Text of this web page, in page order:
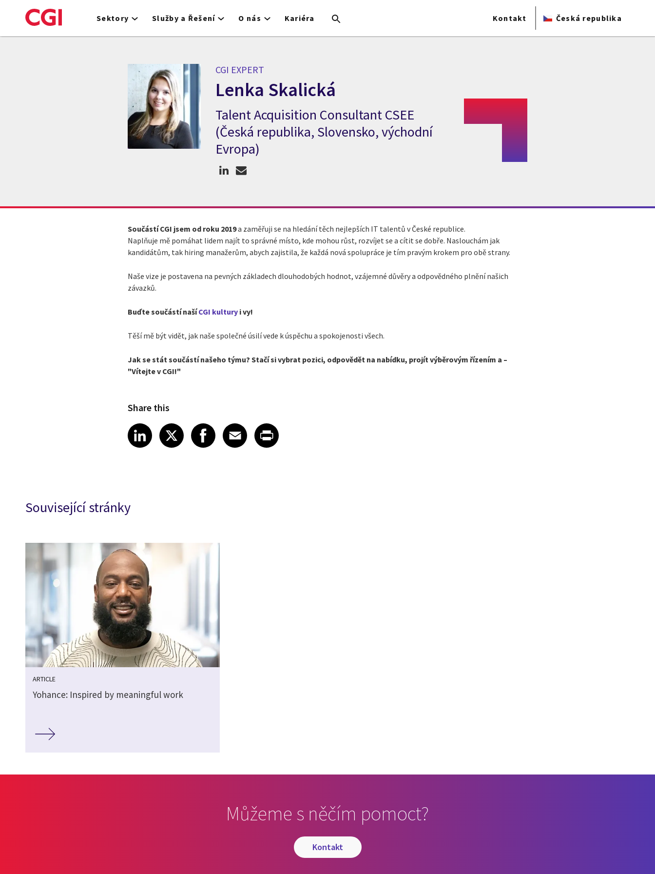
to
Sektory Služby a Řešení O nás Kariéra Kontakt Česká republika
CGI EXPERT
Lenka Skalická
CGI Expert Lenka Skalická
Talent Acquisition Consultant CSEE
(Česká republika, Slovensko, východní
Evropa)
Součástí CGI jsem od roku 2019a zaměřuji se na hledání těch nejlepších IT talentů v České republice.
Naplňuje mě pomáhat lidem najít to správné místo, kde mohou růst, rozvíjet se a cítit se dobře. Naslouchám jak
kandidátům, tak hiring manažerům, abych zajistila, že každá nová spolupráce je tím pravým krokem pro obě strany.
Naše vize je postavena na pevných základech dlouhodobých hodnot, vzájemné důvěry a odpovědného plnění našich
závazků.
Buďte součástí našíCGI kultury i vy!
Těší mě být vidět, jak naše společné úsilí vede k úspěchu a spokojenosti všech.
Jak se stát součástí našeho týmu? Stačí si vybrat pozici, odpovědět na nabídku, projít výběrovým řízením a –
"Vítejte v CGI!"
Share this
Share article on LinkedIn
LinkedIn
Share article on X
XShare article on Facebook
Facebook
Share article on Email
Email
Share article on Print
Související stránky
ARTICLE
Yohance: Inspired by meaningful work
Můžeme s něčím pomoct?
kontakt